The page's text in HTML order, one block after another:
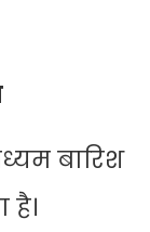
बारिश
है।